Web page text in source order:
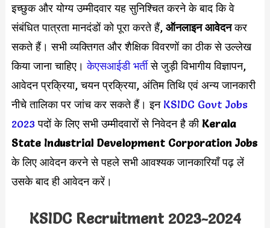
इच्छुक और योग्य उम्मीदवार यह सुनिश्चित करने के बाद कि वे
संबंधित पात्रता मानदंडों को पूरा करते हैं, ऑनलाइन आवेदनकर
सकते हैं। सभी व्यक्तिगत और शैक्षिक विवरणों का ठीक से उल्लेख
किया जाना चाहिए।केएसआईडी भर्तीसे जुड़ी विभागीय विज्ञापन,
आवेदन प्रक्रिया, चयन प्रक्रिया, अंतिम तिथि एवं अन्य जानकारी
नीचे तालिका पर जांच कर सकते हैं। इन KSIDC Govt Jobs
2023पदों के लिए सभी उम्मीदवारों से निवेदन है की Kerala
State Industrial Development Corporation Jobs
के लिए आवेदन करने से पहले सभी आवश्यक जानकारियाँ पढ़ लें
उसके बाद ही आवेदन करें।
KSIDC Recruitment 2023-2024